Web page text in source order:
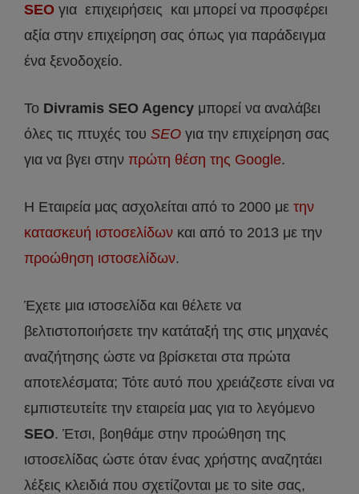
SEO για επιχειρήσεις και μπορεί να προσφέρει
αξία στην επιχείρηση σας όπως για παράδειγμα
ένα ξενοδοχείο.
Το Divramis SEO Agency μπορεί να αναλάβει
όλες τις πτυχές του SEO για την επιχείρηση σας
για να βγει στην πρώτη θέση της Google.
Η Εταιρεία μας ασχολείται από το 2000 με την
κατασκευή ιστοσελίδων και από το 2013 με την
προώθηση ιστοσελίδων.
Έχετε μια ιστοσελίδα και θέλετε να
βελτιστοποιήσετε την κατάταξή της στις μηχανές
αναζήτησης ώστε να βρίσκεται στα πρώτα
αποτελέσματα; Τότε αυτό που χρειάζεστε είναι να
εμπιστευτείτε την εταιρεία μας για το λεγόμενο
SEO. Έτσι, βοηθάμε στην προώθηση της
ιστοσελίδας ώστε όταν ένας χρήστης αναζητάει
λέξεις κλειδιά που σχετίζονται με το site σας,